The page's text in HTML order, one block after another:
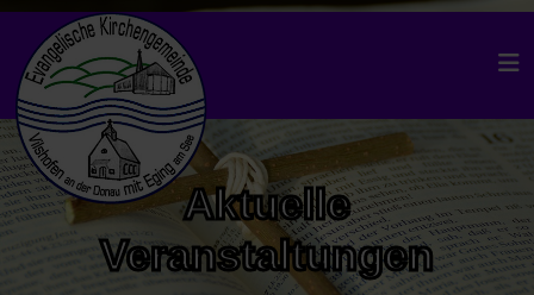
Aktuelle
Veranstaltungen